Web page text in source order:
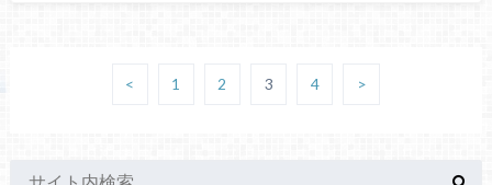
< 1 2 3 4 >